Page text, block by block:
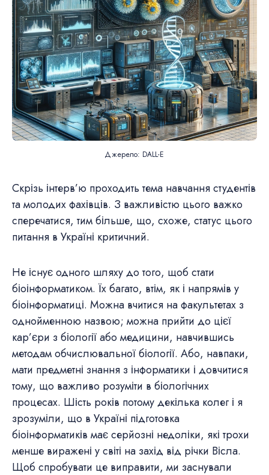
Джерело: DALL-E
Скрізь інтерв’ю проходить тема навчання студентів
та молодих фахівців. З важливістю цього важко
сперечатися, тим більше, що, схоже, статус цього
питання в Україні критичний.
Не існує одного шляху до того, щоб стати
біоінформатиком. Їх багато, втім, як і напрямів у
біоінформатиці. Можна вчитися на факультетах з
однойменною назвою; можна прийти до цієї
кар’єри з біології або медицини, навчившись
методам обчислювальної біології. Або, навпаки,
мати предметні знання з інформатики і довчитися
тому, що важливо розуміти в біологічних
процесах. Шість років потому декілька колег і я
зрозуміли, що в Україні підготовка
біоінформатиків має серйозні недоліки, які трохи
менше виражені у світі на захід від річки Вісла.
Щоб спробувати це виправити, ми заснували